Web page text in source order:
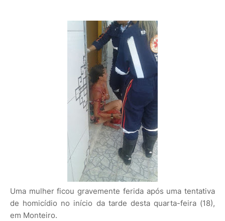
Uma mulher ficou gravemente ferida após uma tentativa
de homicídio no início da tarde desta quarta-feira (18),
em Monteiro.